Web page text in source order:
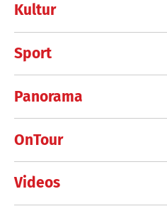
Kultur
Sport
Panorama
OnTour
Videos